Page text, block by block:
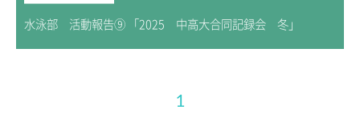
水泳部 活動報告⑨ 「2025 中高大合同記録会 冬」
1